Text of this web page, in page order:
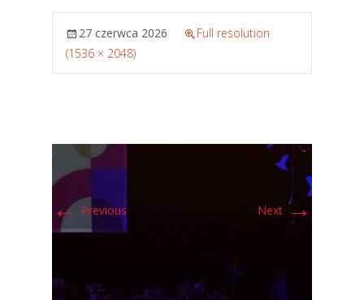
27 czerwca 2026
Full resolution
(1536 × 2048)
← Previous Next →